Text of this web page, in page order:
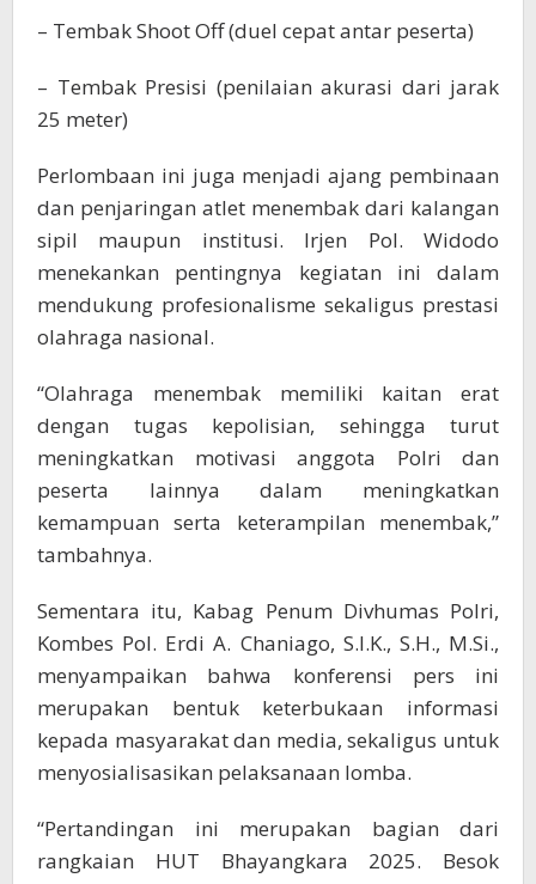
– Tembak Shoot Off (duel cepat antar peserta)
– Tembak Presisi (penilaian akurasi dari jarak
25 meter)
Perlombaan ini juga menjadi ajang pembinaan
dan penjaringan atlet menembak dari kalangan
sipil maupun institusi. Irjen Pol. Widodo
menekankan pentingnya kegiatan ini dalam
mendukung profesionalisme sekaligus prestasi
olahraga nasional.
“Olahraga menembak memiliki kaitan erat
dengan tugas kepolisian, sehingga turut
meningkatkan motivasi anggota Polri dan
peserta lainnya dalam meningkatkan
kemampuan serta keterampilan menembak,”
tambahnya.
Sementara itu, Kabag Penum Divhumas Polri,
Kombes Pol. Erdi A. Chaniago, S.I.K., S.H., M.Si.,
menyampaikan bahwa konferensi pers ini
merupakan bentuk keterbukaan informasi
kepada masyarakat dan media, sekaligus untuk
menyosialisasikan pelaksanaan lomba.
“Pertandingan ini merupakan bagian dari
rangkaian HUT Bhayangkara 2025. Besok